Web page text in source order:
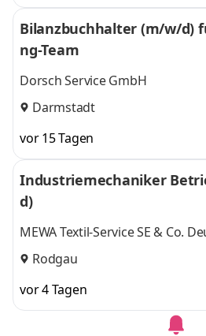
Bilanzbuchhalter (m/w/d)
ng-Team
Dorsch Service GmbH
Darmstadt
vor 15 Tagen
Industriemechaniker
d)
MEWA Textil-Service SE & Co.
OHG, Standort Rodgau
Rodgau
vor 4 Tagen